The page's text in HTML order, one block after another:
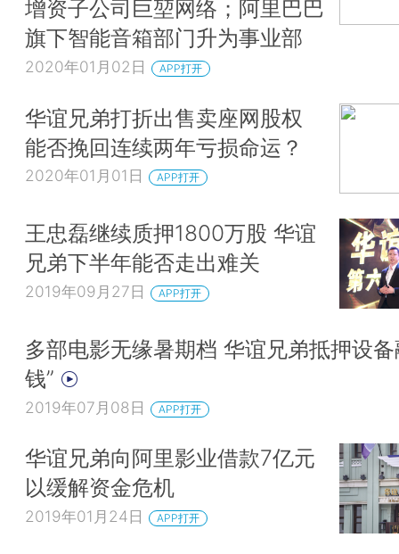
增资子公司巨堃网络；阿里巴巴
旗下智能音箱部门升为事业部
2020年01月02日 APP打开
华谊兄弟打折出售卖座网股权
能否挽回连续两年亏损命运？
2020年01月01日 APP打开
王忠磊继续质押1800万股 华谊
兄弟下半年能否走出难关
2019年09月27日 APP打开
多部电影无缘暑期档 华谊兄弟抵押设备
钱”
2019年07月08日 APP打开
华谊兄弟向阿里影业借款7亿元
以缓解资金危机
2019年01月24日 APP打开